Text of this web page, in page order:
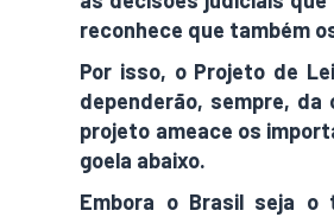
reconhece que também
Por isso, o Projeto de
dependerão, sempre,
projeto ameace os
goela abaixo.
Embora o Brasil seja o